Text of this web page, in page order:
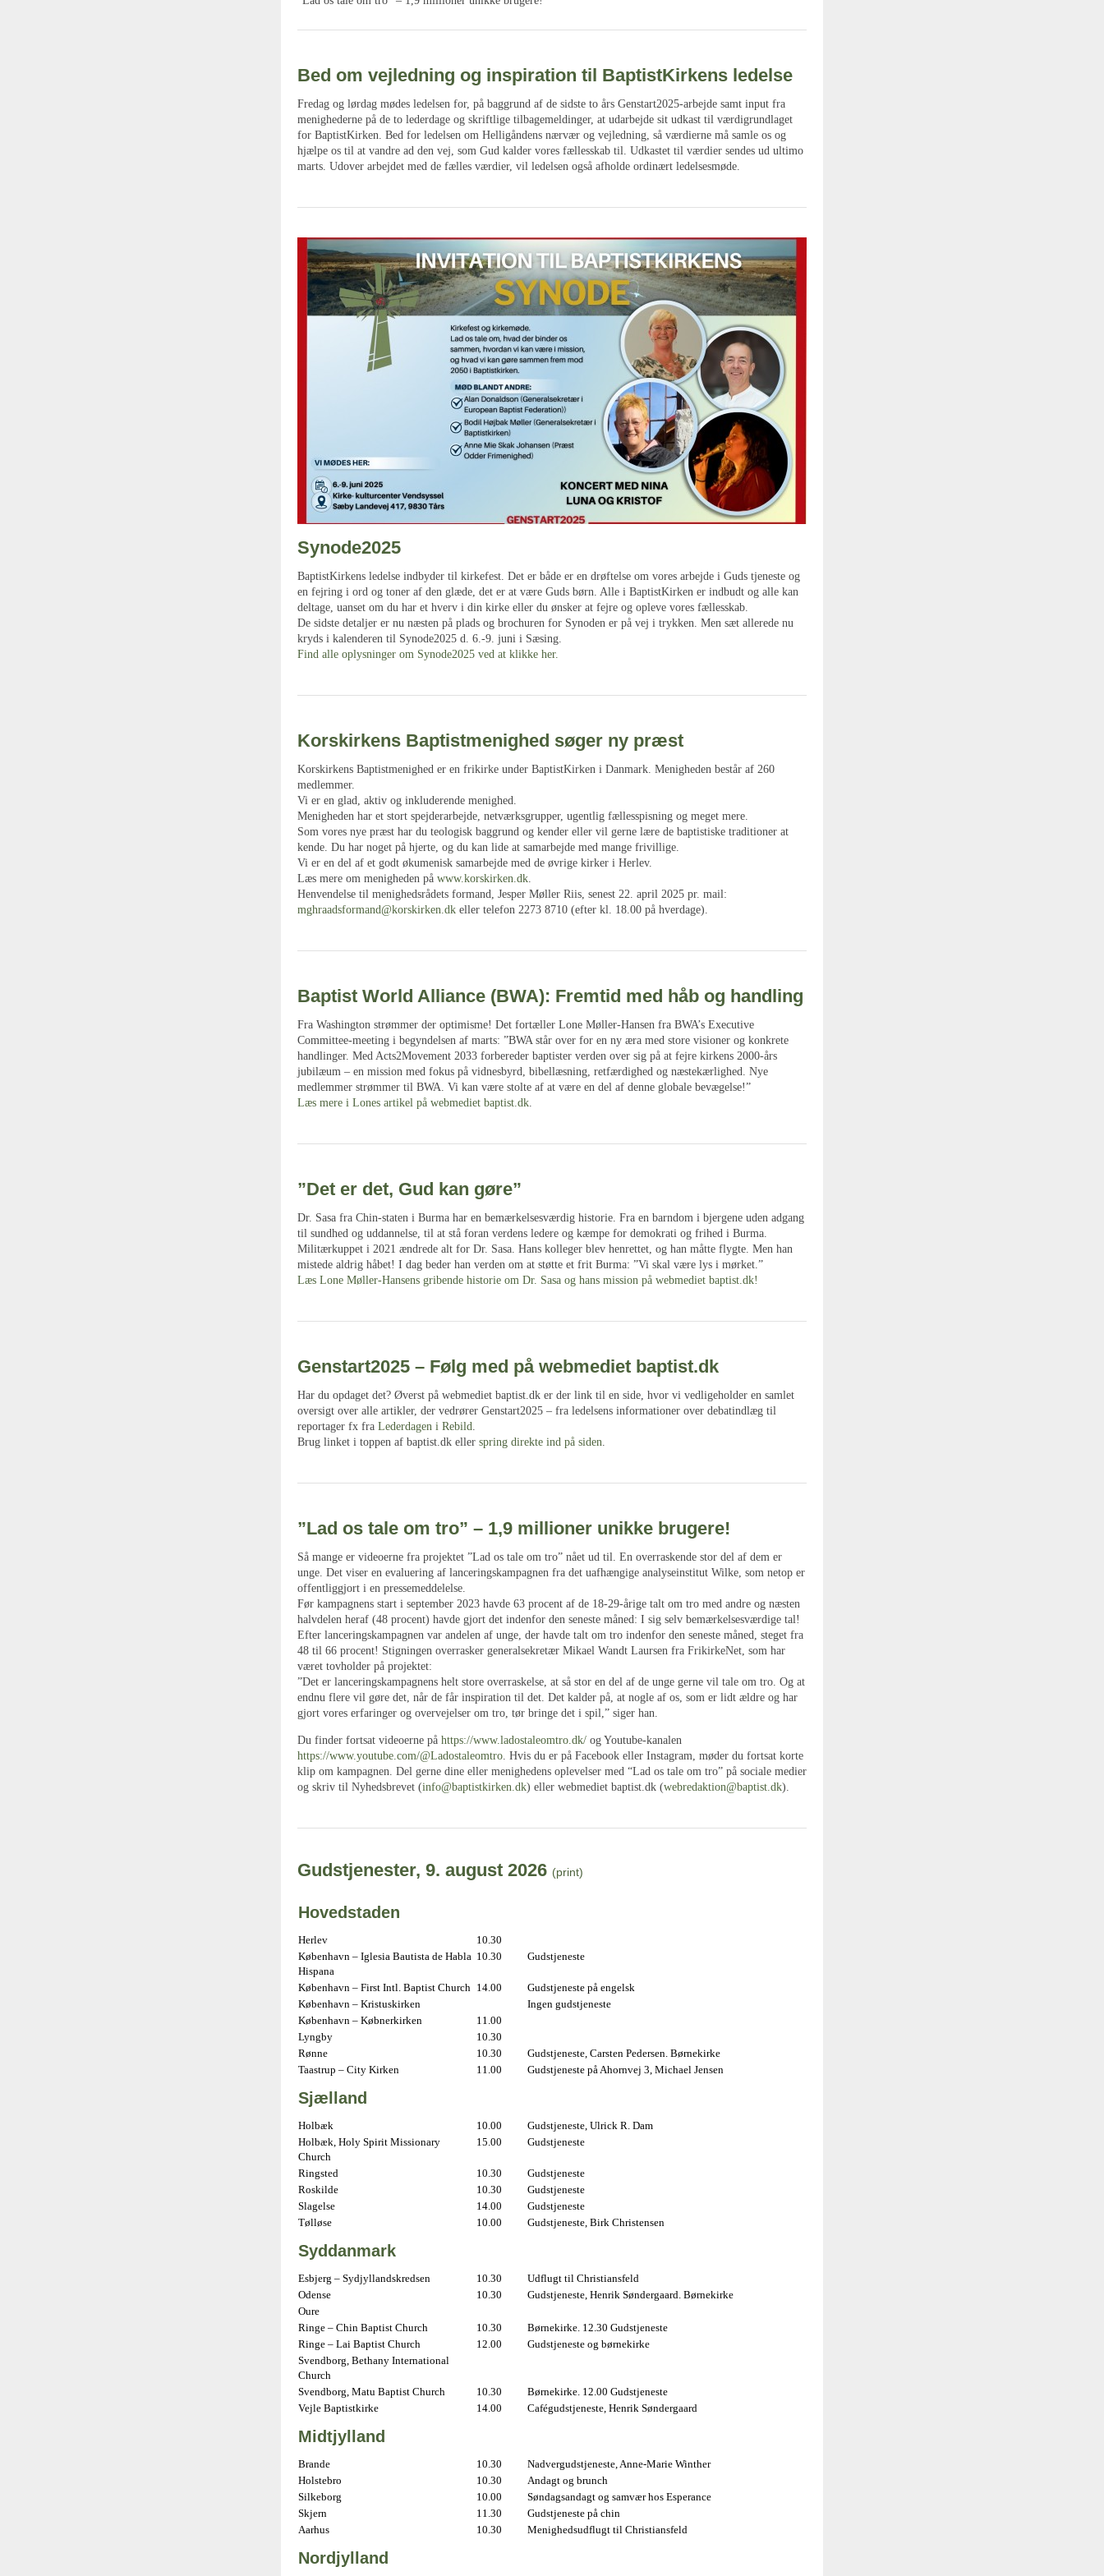
Bed om vejledning og inspiration til BaptistKirkens ledelse
Fredag og lørdag mødes ledelsen for, på baggrund af de sidste to års Genstart2025-arbejde samt input fra
menighederne på de to lederdage og skriftlige tilbagemeldinger, at udarbejde sit udkast til værdigrundlaget
for BaptistKirken. Bed for ledelsen om Helligåndens nærvær og vejledning, så værdierne må samle os og
hjælpe os til at vandre ad den vej, som Gud kalder vores fællesskab til. Udkastet til værdier sendes ud ultimo
marts. Udover arbejdet med de fælles værdier, vil ledelsen også afholde ordinært ledelsesmøde.
Synode2025
BaptistKirkens ledelse indbyder til kirkefest. Det er både er en drøftelse om vores arbejde i Guds tjeneste og
en fejring i ord og toner af den glæde, det er at være Guds børn. Alle i BaptistKirken er indbudt og alle kan
deltage, uanset om du har et hverv i din kirke eller du ønsker at fejre og opleve vores fællesskab.
De sidste detaljer er nu næsten på plads og brochuren for Synoden er på vej i trykken. Men sæt allerede nu
kryds i kalenderen til Synode2025 d. 6.-9. juni i Sæsing.
Find alle oplysninger om Synode2025 ved at klikke her.
Korskirkens Baptistmenighed søger ny præst
Korskirkens Baptistmenighed er en frikirke under BaptistKirken i Danmark. Menigheden består af 260
medlemmer.
Vi er en glad, aktiv og inkluderende menighed.
Menigheden har et stort spejderarbejde, netværksgrupper, ugentlig fællesspisning og meget mere.
Som vores nye præst har du teologisk baggrund og kender eller vil gerne lære de baptistiske traditioner at
kende. Du har noget på hjerte, og du kan lide at samarbejde med mange frivillige.
Vi er en del af et godt økumenisk samarbejde med de øvrige kirker i Herlev.
Læs mere om menigheden på www.korskirken.dk.
Henvendelse til menighedsrådets formand, Jesper Møller Riis, senest 22. april 2025 pr. mail:
mghraadsformand@korskirken.dk eller telefon 2273 8710 (efter kl. 18.00 på hverdage).
Baptist World Alliance (BWA): Fremtid med håb og handling
Fra Washington strømmer der optimisme! Det fortæller Lone Møller-Hansen fra BWA’s Executive
Committee-meeting i begyndelsen af marts: ”BWA står over for en ny æra med store visioner og konkrete
handlinger. Med Acts2Movement 2033 forbereder baptister verden over sig på at fejre kirkens 2000-års
jubilæum – en mission med fokus på vidnesbyrd, bibellæsning, retfærdighed og næstekærlighed. Nye
medlemmer strømmer til BWA. Vi kan være stolte af at være en del af denne globale bevægelse!”
Læs mere i Lones artikel på webmediet baptist.dk.
”Det er det, Gud kan gøre”
Dr. Sasa fra Chin-staten i Burma har en bemærkelsesværdig historie. Fra en barndom i bjergene uden adgang
til sundhed og uddannelse, til at stå foran verdens ledere og kæmpe for demokrati og frihed i Burma.
Militærkuppet i 2021 ændrede alt for Dr. Sasa. Hans kolleger blev henrettet, og han måtte flygte. Men han
mistede aldrig håbet! I dag beder han verden om at støtte et frit Burma: ”Vi skal være lys i mørket.”
Læs Lone Møller-Hansens gribende historie om Dr. Sasa og hans mission på webmediet baptist.dk!
Genstart2025 – Følg med på webmediet baptist.dk
Har du opdaget det? Øverst på webmediet baptist.dk er der link til en side, hvor vi vedligeholder en samlet
oversigt over alle artikler, der vedrører Genstart2025 – fra ledelsens informationer over debatindlæg til
reportager fx fra Lederdagen i Rebild.
Brug linket i toppen af baptist.dk eller spring direkte ind på siden.
”Lad os tale om tro” – 1,9 millioner unikke brugere!
Så mange er videoerne fra projektet ”Lad os tale om tro” nået ud til. En overraskende stor del af dem er
unge. Det viser en evaluering af lanceringskampagnen fra det uafhængige analyseinstitut Wilke, som netop er
offentliggjort i en pressemeddelelse.
Før kampagnens start i september 2023 havde 63 procent af de 18-29-årige talt om tro med andre og næsten
halvdelen heraf (48 procent) havde gjort det indenfor den seneste måned: I sig selv bemærkelsesværdige tal!
Efter lanceringskampagnen var andelen af unge, der havde talt om tro indenfor den seneste måned, steget fra
48 til 66 procent! Stigningen overrasker generalsekretær Mikael Wandt Laursen fra FrikirkeNet, som har
været tovholder på projektet:
”Det er lanceringskampagnens helt store overraskelse, at så stor en del af de unge gerne vil tale om tro. Og at
endnu flere vil gøre det, når de får inspiration til det. Det kalder på, at nogle af os, som er lidt ældre og har
gjort vores erfaringer og overvejelser om tro, tør bringe det i spil,” siger han.
Du finder fortsat videoerne på https://www.ladostaleomtro.dk/ og Youtube-kanalen
https://www.youtube.com/@Ladostaleomtro. Hvis du er på Facebook eller Instagram, møder du fortsat korte
klip om kampagnen. Del gerne dine eller menighedens oplevelser med “Lad os tale om tro” på sociale medier
og skriv til Nyhedsbrevet (info@baptistkirken.dk) eller webmediet baptist.dk (webredaktion@baptist.dk).
Gudstjenester, 9. august 2026 (print)
Hovedstaden
Herlev
10.30
København – Iglesia Bautista de Habla
Hispana
10.30 Gudstjeneste
København – First Intl. Baptist Church 14.00
Gudstjeneste på engelsk
København – Kristuskirken
Ingen gudstjeneste
København – Købnerkirken
11.00
Lyngby
10.30
Rønne
10.30
Gudstjeneste, Carsten Pedersen. Børnekirke
Taastrup – City Kirken
11.00 Gudstjeneste på Ahornvej 3, Michael Jensen
Sjælland
Holbæk 10.00
Gudstjeneste, Ulrick R. Dam
Holbæk, Holy Spirit Missionary
Church
15.00 Gudstjeneste
Ringsted 10.30
Gudstjeneste
Roskilde
10.30
Gudstjeneste
Slagelse
14.00
Gudstjeneste
Tølløse
10.00 Gudstjeneste, Birk Christensen
Syddanmark
Esbjerg – Sydjyllandskredsen 10.30
Udflugt til Christiansfeld
Odense
10.30
Gudstjeneste, Henrik Søndergaard. Børnekirke
Oure
Ringe – Chin Baptist Church
10.30
Børnekirke. 12.30 Gudstjeneste
Ringe – Lai Baptist Church
12.00
Gudstjeneste og børnekirke
Svendborg, Bethany International
Church
Svendborg, Matu Baptist Church
10.30
Børnekirke. 12.00 Gudstjeneste
Vejle Baptistkirke
14.00 Cafégudstjeneste, Henrik Søndergaard
Midtjylland
Brande 10.30
Nadvergudstjeneste, Anne-Marie Winther
Holstebro
10.30
Andagt og brunch
Silkeborg
10.00
Søndagsandagt og samvær hos Esperance
Skjern
11.30
Gudstjeneste på chin
Aarhus
10.30 Menighedsudflugt til Christiansfeld
Nordjylland